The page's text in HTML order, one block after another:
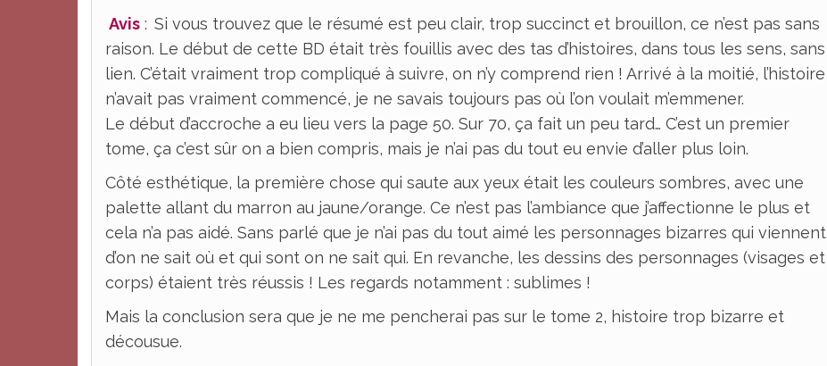
Avis: Si vous trouvez que le résumé est peu clair, trop succinct et brouillon, ce n’est pas sans
raison. Le début de cette BD était très fouillis avec des tas d’histoires, dans tous les sens, sans
lien. C’était vraiment trop compliqué à suivre, on n’y comprend rien ! Arrivé à la moitié, l’histoire
n’avait pas vraiment commencé, je ne savais toujours pas où l’on voulait m’emmener.
Le début d’accroche a eu lieu vers la page 50. Sur 70, ça fait un peu tard… C’est un premier
tome, ça c’est sûr on a bien compris, mais je n’ai pas du tout eu envie d’aller plus loin.
Côté esthétique, la première chose qui saute aux yeux était les couleurs sombres, avec une
palette allant du marron au jaune/orange. Ce n’est pas l’ambiance que j’affectionne le plus et
cela n’a pas aidé. Sans parlé que je n’ai pas du tout aimé les personnages bizarres qui viennent
d’on ne sait où et qui sont on ne sait qui. En revanche, les dessins des personnages (visages et
corps) étaient très réussis ! Les regards notamment : sublimes !
Mais la conclusion sera que je ne me pencherai pas sur le tome 2, histoire trop bizarre et
décousue.